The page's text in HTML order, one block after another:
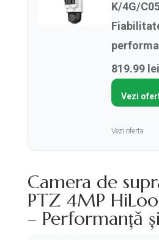
K/4G/
819.99 lei
Vezi
Vezi oferta
Camera de
PTZ 4MP
– Performanță